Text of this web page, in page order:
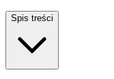
Spis treści